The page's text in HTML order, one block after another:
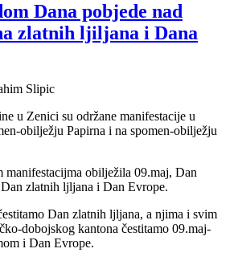
Dana pobjede nad
zlatnih ljiljana i Dana
Slipic
u Zenici su održane manifestacije u
obilježju Papirna i na spomen-obilježju
manifestacijma obilježila 09.maj, Dan
zlatnih ljljana i Dan Evrope.
Dan zlatnih ljljana, a njima i svim
dobojskog kantona čestitamo 09.maj-
i Dan Evrope.